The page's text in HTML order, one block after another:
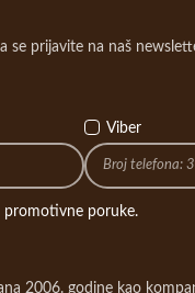
se prijavite na naš
Viber
promotivne poruke.
2006. godine kao